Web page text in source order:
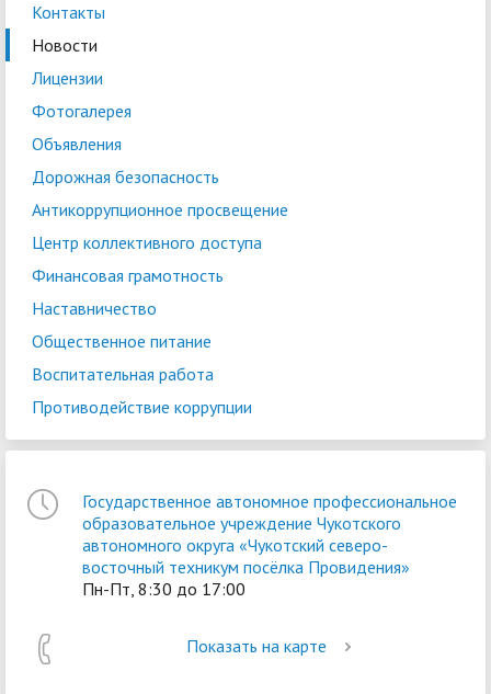
Контакты
Новости
Лицензии
Фотогалерея
Объявления
Дорожная безопасность
Антикоррупционное просвещение
Центр коллективного доступа
Финансовая грамотность
Наставничество
Общественное питание
Воспитательная работа
Противодействие коррупции
Государственное автономное профессиональное
образовательное учреждение Чукотского
автономного округа «Чукотский северо-
восточный техникум посёлка Провидения»
Пн-Пт, 8:30 до 17:00
Показать на карте